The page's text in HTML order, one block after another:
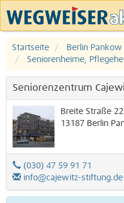
Startseite
Berlin Pankow
Seniorenheime,
Seniorenzentrum
Breite Straße 22
13187 Berlin
(030) 47 59 91 71
info@cajewitz-stiftung.de